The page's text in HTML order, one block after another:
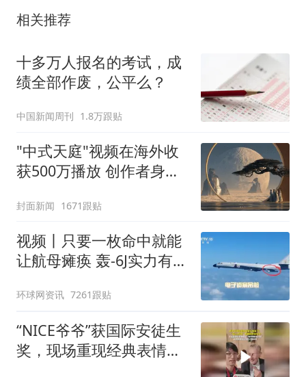
相关推荐
十多万人报名的考试，成
绩全部作废，公平么？
中国新闻周刊 1.8万跟贴
"中式天庭"视频在海外收
获500万播放 创作者身份
封面新闻 1671跟贴
视频丨只要一枚命中就能
让航母瘫痪 轰-6J实力有多
环球网资讯 7261跟贴
“NICE爷爷”获国际安徒生
奖，现场重现经典表情